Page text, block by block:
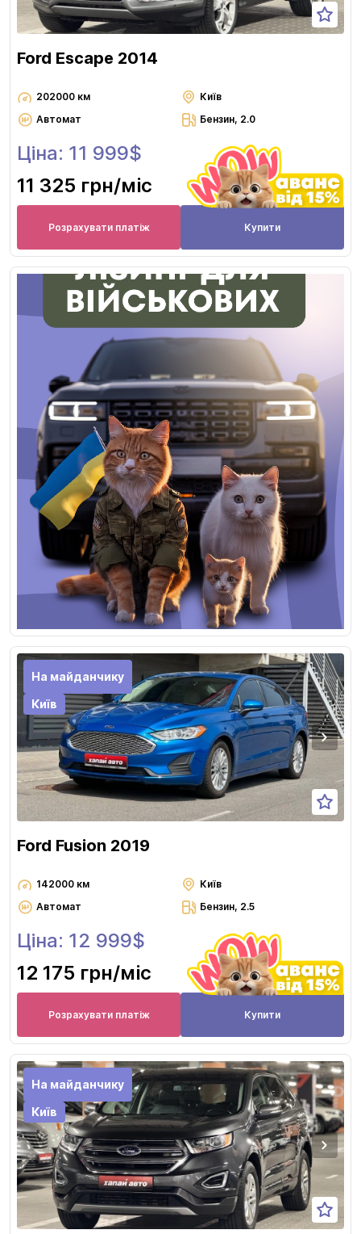
Ford Escape 2014
202000 км
Київ
Автомат
Бензин, 2.0
Ціна: 11 999$
11 325 грн/міс
Розрахувати платіж Купити
На майданчику
Київ
Ford Fusion 2019
142000 км
Київ
Автомат
Бензин, 2.5
Ціна: 12 999$
12 175 грн/міс
Розрахувати платіж Купити
На майданчику
Київ